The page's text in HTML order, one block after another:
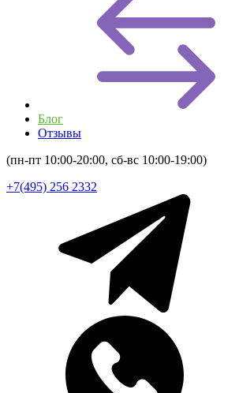
Блог
Отзывы
(пн-пт 10:00-20:00, сб-вс 10:00-19:00)
+7(495) 256 2332